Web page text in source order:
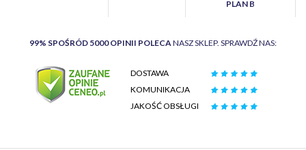
PLAN B
99% SPOŚRÓD 5000 OPINII POLECANASZ SKLEP. SPRAWDŹ NAS:
DOSTAWA
KOMUNIKACJA
JAKOŚĆ OBSŁUGI